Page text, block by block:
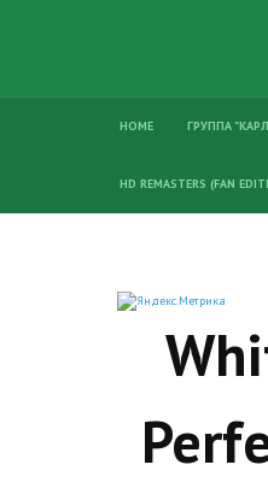
HOME ГРУППА
HD REMASTERS (FAN